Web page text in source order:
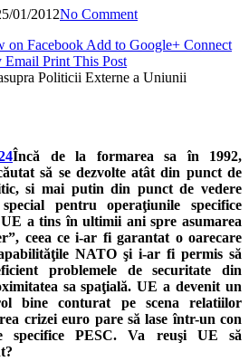
01/2012No Comment
on Facebook Add to Google+ Connect
Email Print This Post
Încă de la formarea sa în 1992,
să se dezvolte atât din punct de
si mai putin din punct de vedere
pentru operaţiunile specifice
a tins în ultimii ani spre asumarea
ceea ce i-ar fi garantat o oarecare
NATO şi i-ar fi permis să
problemele de securitate din
sa spaţială. UE a devenit un
bine conturat pe scena relatiilor
crizei euro pare să lase într-un con
specifice PESC. Va reuşi UE să